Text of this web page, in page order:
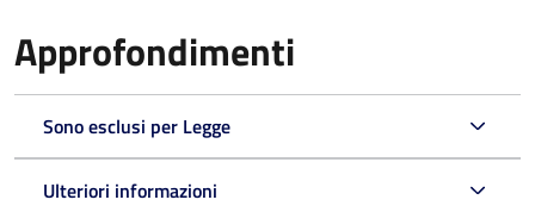
Approfondimenti
Sono esclusi per Legge
Ulteriori informazioni